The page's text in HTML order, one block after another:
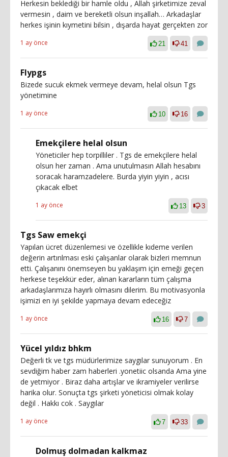
Herkesin beklediği bir hamle oldu , Allah şirketimize zeval
vermesin , daim ve bereketli olsun inşallah… Arkadaşlar
herkes işinin kıymetini bilsin , dışarda hayat gerçekten zor
1 ay önce 21 41
Flypgs
Bizede sucuk ekmek vermeye devam, helal olsun Tgs
yönetimine
1 ay önce 10 16
Emekçilere helal olsun
Yöneticiler hep torpilliler . Tgs de emekçilere helal
olsun her zaman . Ama unutulmasın Allah hesabını
soracak haramzadelere. Burda yiyin yiyin , acısı
çıkacak elbet
1 ay önce 13 3
Tgs Saw emekçi
Yapılan ücret düzenlemesi ve özellikle kıdeme verilen
değerin artırılması eski çalışanlar olarak bizleri memnun
etti. Çalışanını önemseyen bu yaklaşım için emeği geçen
herkese teşekkür eder, alınan kararların tüm çalışma
arkadaşlarımıza hayırlı olmasını dilerim. Bu motivasyonla
işimizi en iyi şekilde yapmaya devam edeceğiz
1 ay önce 16 7
Yücel yıldız bhkm
Değerli tk ve tgs müdürlerimize saygılar sunuyorum . En
sevdiğim haber zam haberleri .yonetiic olsanda Ama yine
de yetmiyor . Biraz daha artışlar ve ikramiyeler verilirse
harika olur. Sonuçta tgs şirketi yöneticisi olmak kolay
değil . Hakkı cok . Saygılar
1 ay önce 7 33
Dolmuş dolmadan kalkmaz